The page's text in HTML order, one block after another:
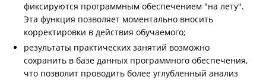
фиксируются программным обеспечением "на лету".
Эта функция позволяет моментально вносить
корректировки в действия обучаемого;
результаты практических занятий возможно
сохранить в базе данных программного обеспечения,
что позволит проводить более углубленный анализ